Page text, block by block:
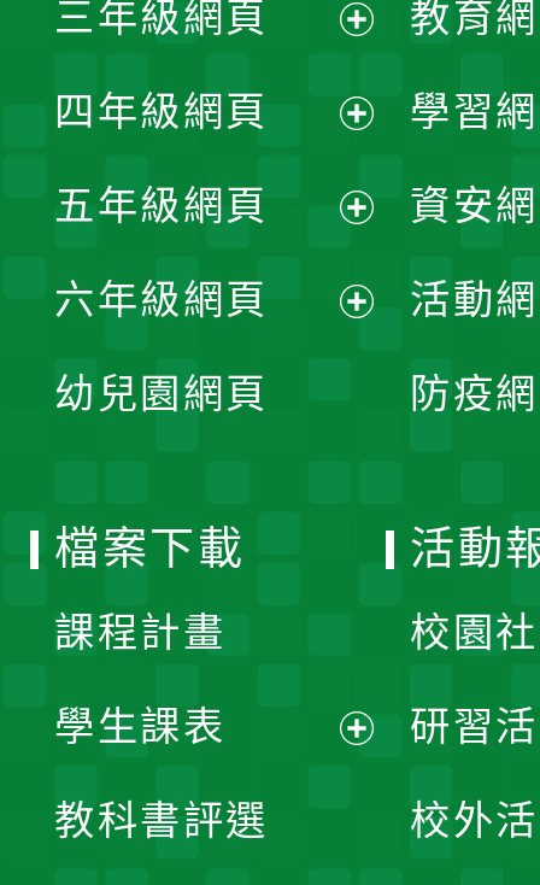
選
單
開
選
單
三年級網頁
開
選
單
四年級網頁
開
選
五年級網頁
開
六年級網頁
幼兒園網頁
教育
學習
資安
活動
防疫
檔案下載
課程計畫
學生課表
教科書評選
活動
校園
研習
校外